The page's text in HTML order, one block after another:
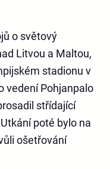
o světový
Litvou a Maltou,
stadionu v
vedení Pohjanpalo
střídající
poté bylo na
ošetřování